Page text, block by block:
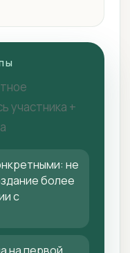
участника +
не
более
с